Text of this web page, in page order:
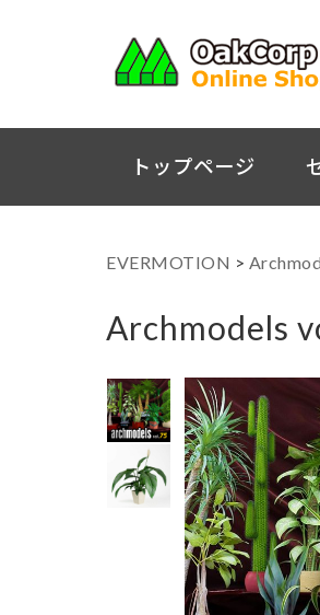
トップページ
EVERMOTION >
Archmodels